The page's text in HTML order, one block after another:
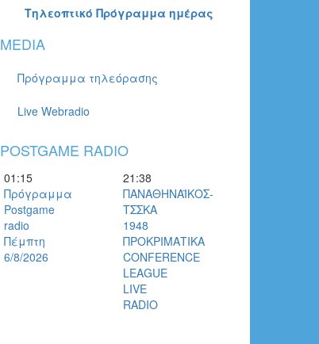
Τηλεοπτικό Πρόγραμμα ημέρας
MEDIA
Πρόγραμμα τηλεόρασης
Live Webradio
POSTGAME RADIO
01:15
Πρόγραμμα
Postgame
radio
Πέμπτη
6/8/2026
21:38
ΠΑΝΑΘΗΝΑΪΚΟΣ-
ΤΣΣΚΑ
1948
ΠΡΟΚΡΙΜΑΤΙΚΑ
CONFERENCE
LEAGUE
LIVE
RADIO